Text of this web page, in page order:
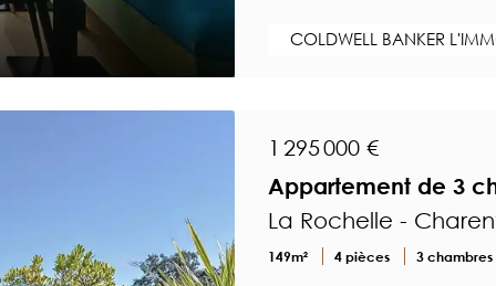
COLDWELL BANKER
1 295 000 €
Appartement de 3
La Rochelle -
149m² 4 pièces 3 chambres